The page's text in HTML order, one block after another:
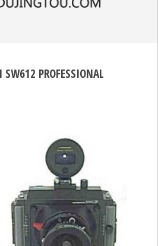
SW612 PROFESSIONAL